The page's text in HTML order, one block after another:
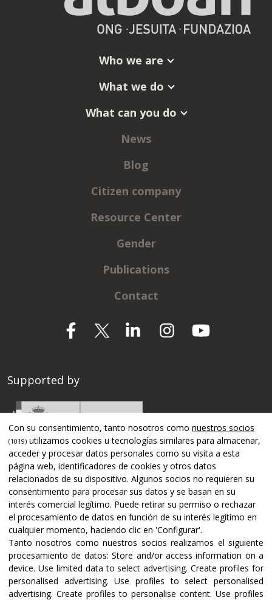
Who we are
What we do
What can you do
News
Blog
Citizen company
Resource Center
Gender
Publications
Contact
Supported by
Certifications and accreditations
Con su consentimiento, tanto nosotros como nuestros socios
(1019) utilizamos cookies u tecnologías similares para almacenar,
acceder y procesar datos personales como su visita a esta
página web, identificadores de cookies y otros datos
relacionados de su dispositivo. Algunos socios no requieren su
consentimiento para procesar sus datos y se basan en su
interés comercial legítimo. Puede retirar su permiso o rechazar
el procesamiento de datos en función de su interés legítimo en
cualquier momento, haciendo clic en 'Configurar'.
Tanto nosotros como nuestros socios realizamos el siguiente
procesamiento de datos:Store and/or access information on a
device. Use limited data to select advertising.Create profiles for
personalised advertising.Use profiles to select personalised
advertising. Create profiles to personalise content. Use profiles